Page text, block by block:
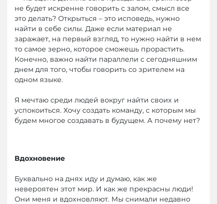
не будет искренне говорить с залом, смысл все
это делать? Открыться – это исповедь, нужно
найти в себе силы. Даже если материал не
заражает, на первый взгляд, то нужно найти в нем
то самое зерно, которое сможешь прорастить.
Конечно, важно найти параллели с сегодняшним
днем для того, чтобы говорить со зрителем на
одном языке.
Я мечтаю среди людей вокруг найти своих и
успокоиться. Хочу создать команду, с которым мы
будем многое создавать в будущем. А почему нет?
Вдохновение
Буквально на днях иду и думаю, как же
невероятен этот мир. И как же прекрасны люди!
Они меня и вдохновляют. Мы снимали недавно